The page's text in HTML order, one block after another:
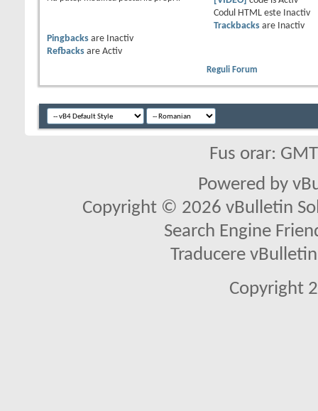
Codul HTML este
Inactiv
Trackbacksare
Inactiv
Pingbacks are
Inactiv
Refbacks are Activ
Reguli Forum
Fus orar:
Powered by
Copyright © 2026 vBulletin
Search Engine
Traducere
Copyright